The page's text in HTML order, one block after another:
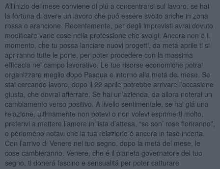
All’inizio del mese conviene di piú a concentrarsi sul lavoro, se hai
la fortuna di avere un lavoro che puó essere svolto anche in zona
rossa o arancione. Recentemente, per degli imprevisti avrai dovuto
modificare varie cose nella professione che svolgi. Ancora non é il
momento, che tu possa lanciare nuovi progetti, da metá aprile ti si
apriranno tutte le porte, per poter procedere con la massima
efficacia nel campo lavorativo. Le tue risorse economiche potrai
organizzare meglio dopo Pasqua e intorno alla metá del mese. Se
stai cercando lavoro, dopo il 22 aprile potrebbe arrivare l’occasione
giusta, che dovrai afferrare. Se hai un’azienda, da allora noterai un
cambiamento verso positivo. A livello sentimentale, se hai giá una
relazione, ultimamente non potevi o non volevi esprimerti molto,
preferivi a mettere l’amore in lista d’attesa, “se son’ rose fioriranno”,
o perlomeno notavi che la tua relazione é ancora in fase incerta.
Con l’arrivo di Venere nel tuo segno, dopo la metá del mese, le
cose cambieranno. Venere, che é il pianeta governatore del tuo
segno, ti donerá fascino e sensualitá per poter catturare